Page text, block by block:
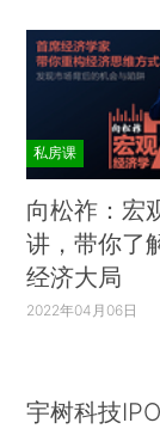
私房课
向松祚：宏
讲，带你了
经济大局
2022年04月06日
宇树科技